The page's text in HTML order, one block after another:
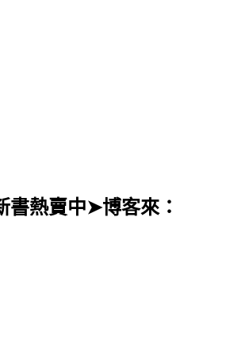
書熱賣中➤博客來：